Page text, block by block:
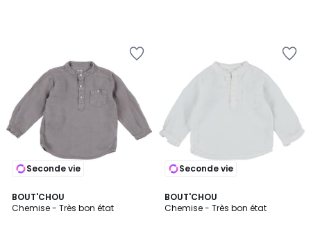
Seconde vie
BOUT'CHOU
Chemise - Très bon état
Seconde vie
BOUT'CHOU
Chemise - Très bon état